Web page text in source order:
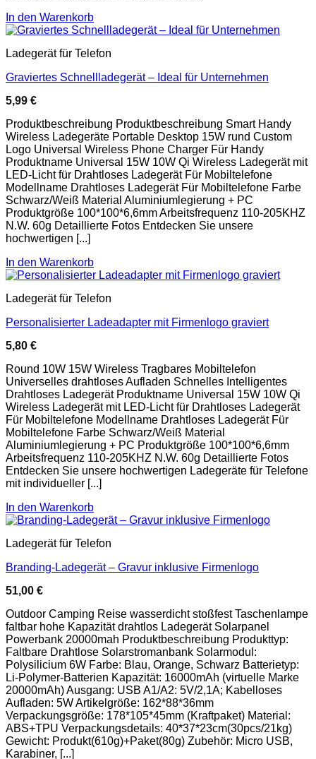
In den Warenkorb
Ladegerät für Telefon
Graviertes Schnellladegerät – Ideal für Unternehmen
5,99 €
Produktbeschreibung Produktbeschreibung Smart Handy
Wireless Ladegeräte Portable Desktop 15W rund Custom
Logo Universal Wireless Phone Charger Für Handy
Produktname Universal 15W 10W Qi Wireless Ladegerät mit
LED-Licht für Drahtloses Ladegerät Für Mobiltelefone
Modellname Drahtloses Ladegerät Für Mobiltelefone Farbe
Schwarz/Weiß Material Aluminiumlegierung + PC
Produktgröße 100*100*6,6mm Arbeitsfrequenz 110-205KHZ
N.W. 60g Detaillierte Fotos Entdecken Sie unsere
hochwertigen [...]
In den Warenkorb
Ladegerät für Telefon
Personalisierter Ladeadapter mit Firmenlogo graviert
5,80 €
Round 10W 15W Wireless Tragbares Mobiltelefon
Universelles drahtloses Aufladen Schnelles Intelligentes
Drahtloses Ladegerät Produktname Universal 15W 10W Qi
Wireless Ladegerät mit LED-Licht für Drahtloses Ladegerät
Für Mobiltelefone Modellname Drahtloses Ladegerät Für
Mobiltelefone Farbe Schwarz/Weiß Material
Aluminiumlegierung + PC Produktgröße 100*100*6,6mm
Arbeitsfrequenz 110-205KHZ N.W. 60g Detaillierte Fotos
Entdecken Sie unsere hochwertigen Ladegeräte für Telefone
mit individueller [...]
In den Warenkorb
Ladegerät für Telefon
Branding-Ladegerät – Gravur inklusive Firmenlogo
51,00 €
Outdoor Camping Reise wasserdicht stoßfest Taschenlampe
faltbar hohe Kapazität drahtlos Ladegerät Solarpanel
Powerbank 20000mah Produktbeschreibung Produkttyp:
Faltbare Drahtlose Solarstromanbank Solarmodul:
Polysilicium 6W Farbe: Blau, Orange, Schwarz Batterietyp:
Li-Polymer-Batterien Kapazität: 16000mAh (virtuelle Marke
20000mAh) Ausgang: USB A1/A2: 5V/2,1A; Kabelloses
Aufladen: 5W Artikelgröße: 162*88*36mm
Verpackungsgröße: 178*105*45mm (Kraftpaket) Material:
ABS+TPU Verpackungsdetails: 40*37*23cm(30pcs/21kg)
Gewicht: Produkt(610g)+Paket(80g) Zubehör: Micro USB,
Karabiner, [...]